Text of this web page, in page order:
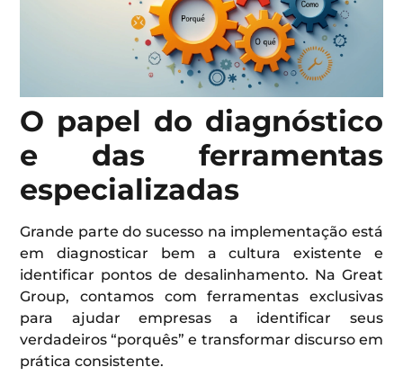
O papel do diagnóstico
e das ferramentas
especializadas
Grande parte do sucesso na implementação está
em diagnosticar bem a cultura existente e
identificar pontos de desalinhamento. Na Great
Group, contamos com ferramentas exclusivas
para ajudar empresas a identificar seus
verdadeiros “porquês” e transformar discurso em
prática consistente.